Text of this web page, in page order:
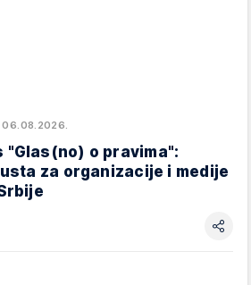
06.08.2026.
"Glas(no) o pravima":
za organizacije i medije